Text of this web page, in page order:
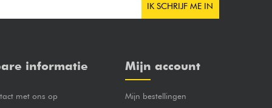
IK SCHRIJF ME IN
informatie
met ons op
Mijn account
Mijn bestellingen